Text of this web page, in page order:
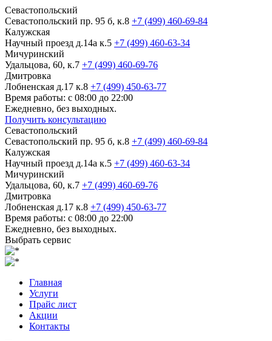
Севастопольский
Севастопольский пр. 95 б, к.8 +7 (499) 460-69-84
Калужская
Научный проезд д.14а к.5 +7 (499) 460-63-34
Мичуринский
Удальцова, 60, к.7 +7 (499) 460-69-76
Дмитровка
Лобненская д.17 к.8 +7 (499) 450-63-77
Время работы: с 08:00 до 22:00
Ежедневно, без выходных.
Получить консультацию
Севастопольский
Севастопольский пр. 95 б, к.8 +7 (499) 460-69-84
Калужская
Научный проезд д.14а к.5 +7 (499) 460-63-34
Мичуринский
Удальцова, 60, к.7 +7 (499) 460-69-76
Дмитровка
Лобненская д.17 к.8 +7 (499) 450-63-77
Время работы: с 08:00 до 22:00
Ежедневно, без выходных.
Выбрать сервис
Главная
Услуги
Прайс лист
Акции
Контакты